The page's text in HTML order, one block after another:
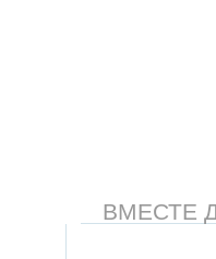
ВМЕСТЕ